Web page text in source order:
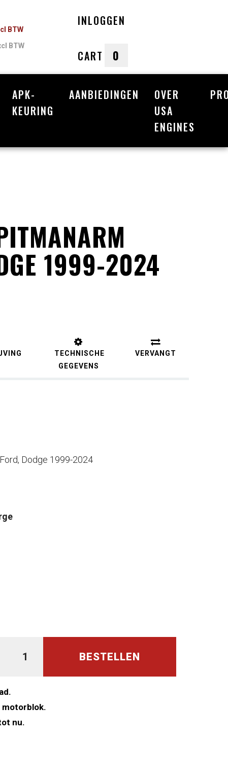
BTW
BTW
INLOGGEN
CART 0
APK-
KEURING
AANBIEDINGEN
OVER
USA
ENGINES
1999-2024
TECHNISCHE
GEGEVENS
VERVANGT
Dodge 1999-2024
BESTELLEN
motorblok.
nu.